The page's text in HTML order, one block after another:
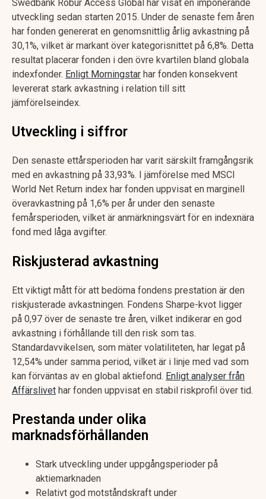
Swedbank Robur Access Global har visat en imponerande
utveckling sedan starten 2015. Under de senaste fem åren
har fonden genererat en genomsnittlig årlig avkastning på
30,1%, vilket är markant över kategorisnittet på 6,8%. Detta
resultat placerar fonden i den övre kvartilen bland globala
indexfonder. Enligt Morningstar har fonden konsekvent
levererat stark avkastning i relation till sitt
jämförelseindex.
Utveckling i siffror
Den senaste ettårsperioden har varit särskilt framgångsrik
med en avkastning på 33,93%. I jämförelse med MSCI
World Net Return index har fonden uppvisat en marginell
överavkastning på 1,6% per år under den senaste
femårsperioden, vilket är anmärkningsvärt för en indexnära
fond med låga avgifter.
Riskjusterad avkastning
Ett viktigt mått för att bedöma fondens prestation är den
riskjusterade avkastningen. Fondens Sharpe-kvot ligger
på 0,97 över de senaste tre åren, vilket indikerar en god
avkastning i förhållande till den risk som tas.
Standardavvikelsen, som mäter volatiliteten, har legat på
12,54% under samma period, vilket är i linje med vad som
kan förväntas av en global aktiefond. Enligt analyser från
Affärslivet har fonden uppvisat en stabil riskprofil över tid.
Prestanda under olika
marknadsförhållanden
Stark utveckling under uppgångsperioder på
aktiemarknaden
Relativt god motståndskraft under